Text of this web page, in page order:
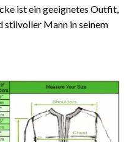
ist ein geeignetes Outfit,
stilvoller Mann in seinem